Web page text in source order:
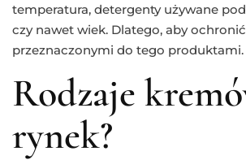
temperatura, detergenty używane
czy nawet wiek. Dlatego, aby
przeznaczonymi do tego produktami.
Rodzaje
rynek?